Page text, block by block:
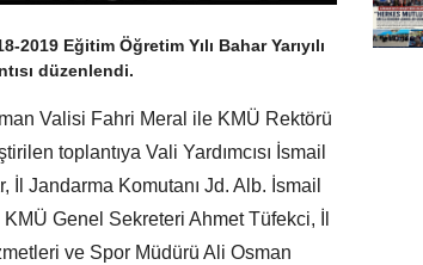
Eğitim Öğretim Yılı Bahar Yarıyılı
düzenlendi.
Valisi Fahri Meral ile KMÜ Rektörü
toplantıya Vali Yardımcısı İsmail
İl Jandarma Komutanı Jd. Alb. İsmail
Genel Sekreteri Ahmet Tüfekci, İl
ve Spor Müdürü Ali Osman